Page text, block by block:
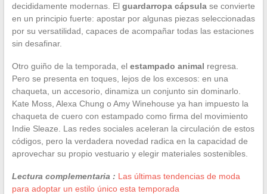
decididamente modernas. El guardarropa cápsulase convierte
en un principio fuerte: apostar por algunas piezas seleccionadas
por su versatilidad, capaces de acompañar todas las estaciones
sin desafinar.
Otro guiño de la temporada, el estampado animal regresa.
Pero se presenta en toques, lejos de los excesos: en una
chaqueta, un accesorio, dinamiza un conjunto sin dominarlo.
Kate Moss, Alexa Chung o Amy Winehouse ya han impuesto la
chaqueta de cuero con estampado como firma del movimiento
Indie Sleaze. Las redes sociales aceleran la circulación de estos
códigos, pero la verdadera novedad radica en la capacidad de
aprovechar su propio vestuario y elegir materiales sostenibles.
Lectura complementaria : Las últimas tendencias de moda
para adoptar un estilo único esta temporada